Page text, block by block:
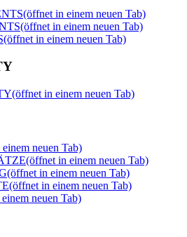
(öffnet in einem neuen Tab)
(öffnet in einem neuen Tab)
(öffnet in einem neuen Tab)
(öffnet in einem neuen Tab)
neuen Tab)
(öffnet in einem neuen Tab)
(öffnet in einem neuen Tab)
(öffnet in einem neuen Tab)
neuen Tab)